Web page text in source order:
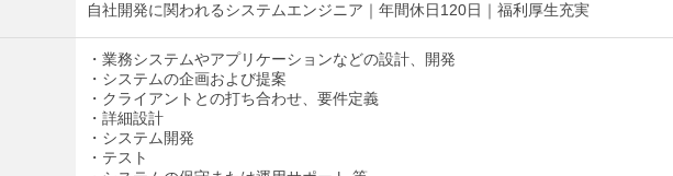
自社開発に関われるシステムエンジニア｜年間休日120日｜福利厚生充実
・業務システムやアプリケーションなどの設計、開発
・システムの企画および提案
・クライアントとの打ち合わせ、要件定義
・詳細設計
・システム開発
・テスト